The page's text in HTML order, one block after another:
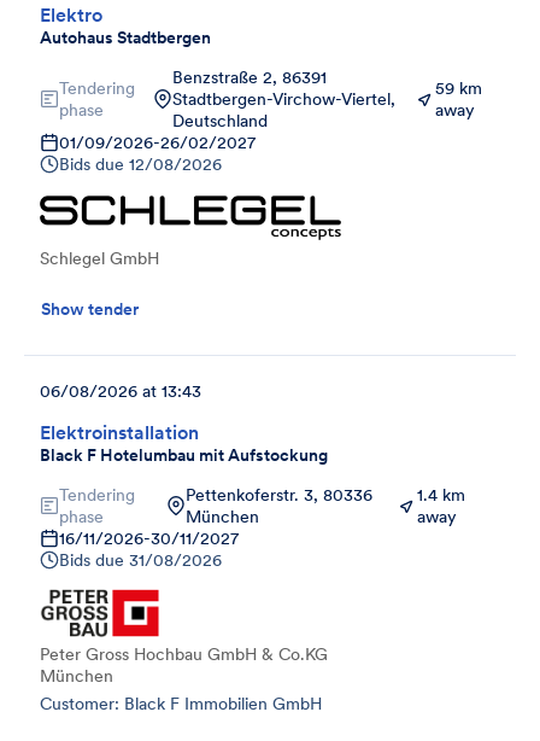
Elektro
Autohaus Stadtbergen
Tendering
phase
Benzstraße 2, 86391
Stadtbergen-Virchow-Viertel,
Deutschland
59 km
away
01/09/2026-26/02/2027
Bids due 12/08/2026
Schlegel GmbH
Show tender
Elektroinstallation
Black F Hotelumbau mit Aufstockung
06/08/2026 at 13:43
Tendering
phase
Pettenkoferstr. 3, 80336
München
1.4 km
away
16/11/2026-30/11/2027
Bids due 31/08/2026
Peter Gross Hochbau GmbH & Co.KG
München
Customer: Black F Immobilien GmbH